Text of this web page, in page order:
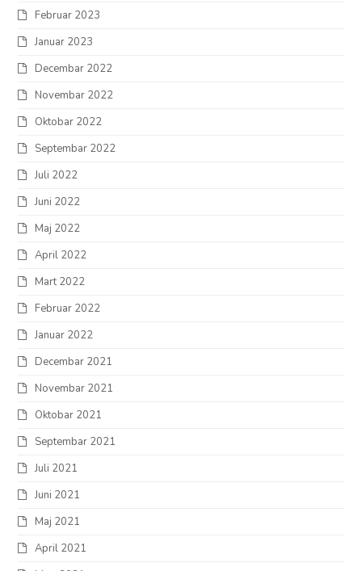
Februar 2023
Januar 2023
Decembar 2022
Novembar 2022
Oktobar 2022
Septembar 2022
Juli 2022
Juni 2022
Maj 2022
April 2022
Mart 2022
Februar 2022
Januar 2022
Decembar 2021
Novembar 2021
Oktobar 2021
Septembar 2021
Juli 2021
Juni 2021
Maj 2021
April 2021